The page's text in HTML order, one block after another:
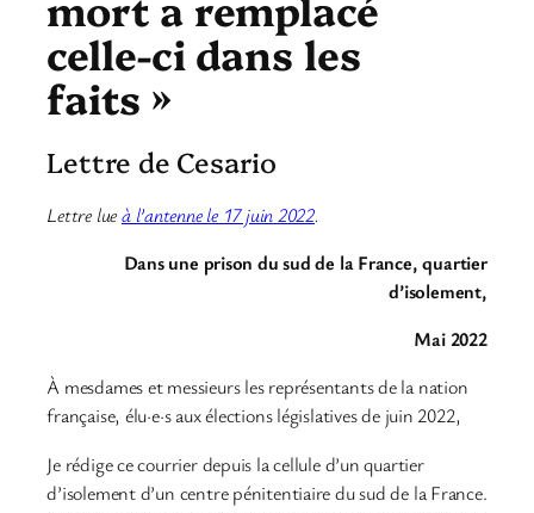
celle-ci dans les
faits »
Lettre de Cesario
Lettre lueà l’antenne le 17 juin 2022.
Dans une prison du sud de la France, quartier
d’isolement,
Mai 2022
À mesdames et messieurs les représentants de la nation
française, élu·e·s aux élections législatives de juin 2022,
Je rédige ce courrier depuis la cellule d’un quartier
d’isolement d’un centre pénitentiaire du sud de la France.